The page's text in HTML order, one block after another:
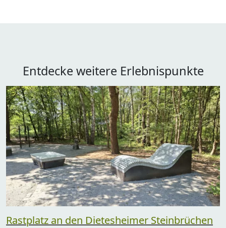
Entdecke weitere Erlebnispunkte
Rastplatz an den Dietesheimer Steinbrüchen